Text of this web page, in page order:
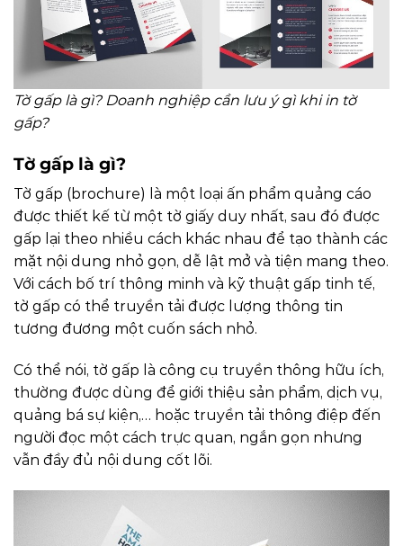
Tờ gấp là gì? Doanh nghiệp cần lưu ý gì khi in tờ
gấp?
Tờ gấp là gì?
Tờ gấp (brochure) là một loại ấn phẩm quảng cáo
được thiết kế từ một tờ giấy duy nhất, sau đó được
gấp lại theo nhiều cách khác nhau để tạo thành các
mặt nội dung nhỏ gọn, dễ lật mở và tiện mang theo.
Với cách bố trí thông minh và kỹ thuật gấp tinh tế,
tờ gấp có thể truyền tải được lượng thông tin
tương đương một cuốn sách nhỏ.
Có thể nói, tờ gấp là công cụ truyền thông hữu ích,
thường được dùng để giới thiệu sản phẩm, dịch vụ,
quảng bá sự kiện,… hoặc truyền tải thông điệp đến
người đọc một cách trực quan, ngắn gọn nhưng
vẫn đầy đủ nội dung cốt lõi.